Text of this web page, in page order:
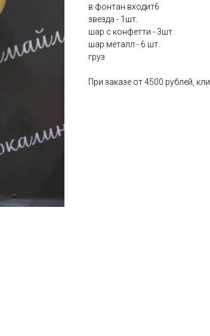
в фонтан входит6
звезда - 1шт.
шар с конфетти - 3шт.
шар металл - 6 шт.
груз
При заказе от 4500 рублей,